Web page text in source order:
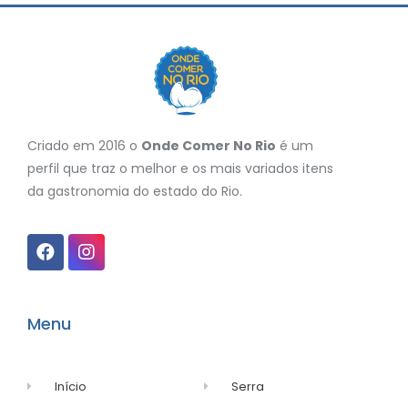
Criado em 2016 o Onde Comer No Rio é um
perfil que traz o melhor e os mais variados itens
da gastronomia do estado do Rio.
Menu
Início
Serra